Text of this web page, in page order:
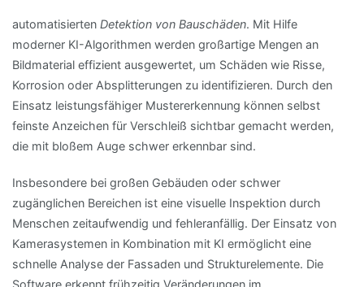
automatisierten Detektion von Bauschäden. Mit Hilfe
moderner KI-Algorithmen werden großartige Mengen an
Bildmaterial effizient ausgewertet, um Schäden wie Risse,
Korrosion oder Absplitterungen zu identifizieren. Durch den
Einsatz leistungsfähiger Mustererkennung können selbst
feinste Anzeichen für Verschleiß sichtbar gemacht werden,
die mit bloßem Auge schwer erkennbar sind.
Insbesondere bei großen Gebäuden oder schwer
zugänglichen Bereichen ist eine visuelle Inspektion durch
Menschen zeitaufwendig und fehleranfällig. Der Einsatz von
Kamerasystemen in Kombination mit KI ermöglicht eine
schnelle Analyse der Fassaden und Strukturelemente. Die
Software erkennt frühzeitig Veränderungen im